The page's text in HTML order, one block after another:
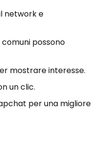
network e
possono
mostrare interesse.
un clic.
per una migliore